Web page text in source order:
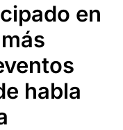
en
habla